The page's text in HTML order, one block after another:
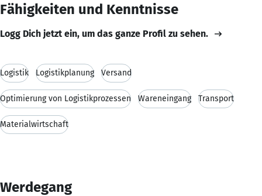
Fähigkeiten und Kenntnisse
Logg Dich jetzt ein, um das ganze Profil zu sehen.
Logistik Logistikplanung Versand
Optimierung von Logistikprozessen Wareneingang Transport
Materialwirtschaft
Werdegang